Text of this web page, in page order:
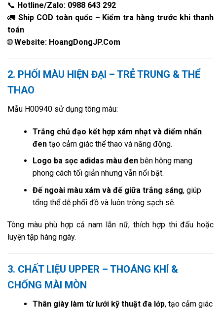
📞 Hotline/Zalo: 0988 643 292
🚛 Ship COD toàn quốc – Kiểm tra hàng trước khi thanh
toán
🌐Website: HoangDongJP.Com
2. PHỐI MÀU HIỆN ĐẠI – TRẺ TRUNG & THỂ
THAO
Mẫu H00940 sử dụng tông màu:
Trắng chủ đạo kết hợp xám nhạt và điểm nhấn
đentạo cảm giác thể thao và năng động.
Logo ba sọc adidas màu đenbên hông mang
phong cách tối giản nhưng vẫn nổi bật.
Đế ngoài màu xám và đế giữa trắng sáng, giúp
tổng thể dễ phối đồ và luôn trông sạch sẽ.
Tông màu phù hợp cả nam lẫn nữ, thích hợp thi đấu hoặc
luyện tập hàng ngày.
3. CHẤT LIỆU UPPER – THOÁNG KHÍ &
CHỐNG MÀI MÒN
Thân giày làm từ lưới kỹ thuật đa lớp, tạo cảm giác